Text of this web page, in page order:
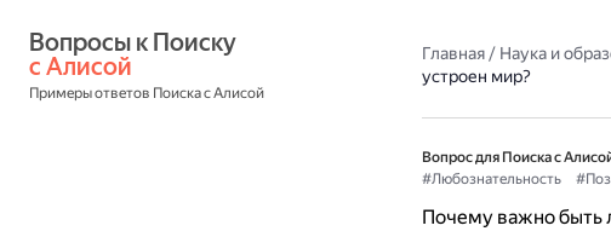
с Алисой
Примеры ответов Поиска с Алисой
Главная/ Наука и
устроен мир?
Вопрос для Поиска с
#Любознательность
Почему важно быть